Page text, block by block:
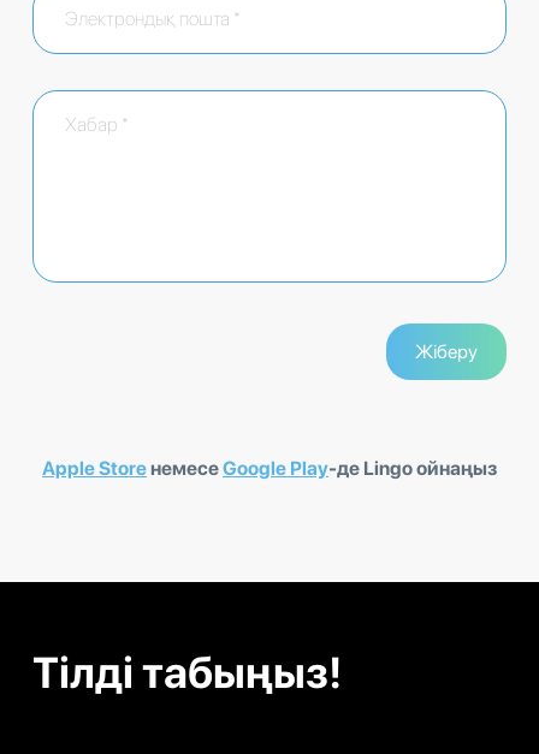
Apple StoreнемесеGoogle Play-де Lingo ойнаңыз
Тілді табыңыз!